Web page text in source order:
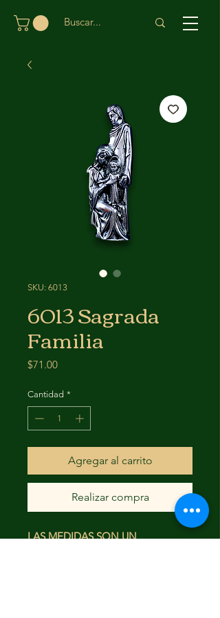
SKU: 6013
6013 Sagrada
Familia
$71.00Precio
Cantidad *
Agregar al carrito
Realizar compra
LAS MEDIDAS SON UN